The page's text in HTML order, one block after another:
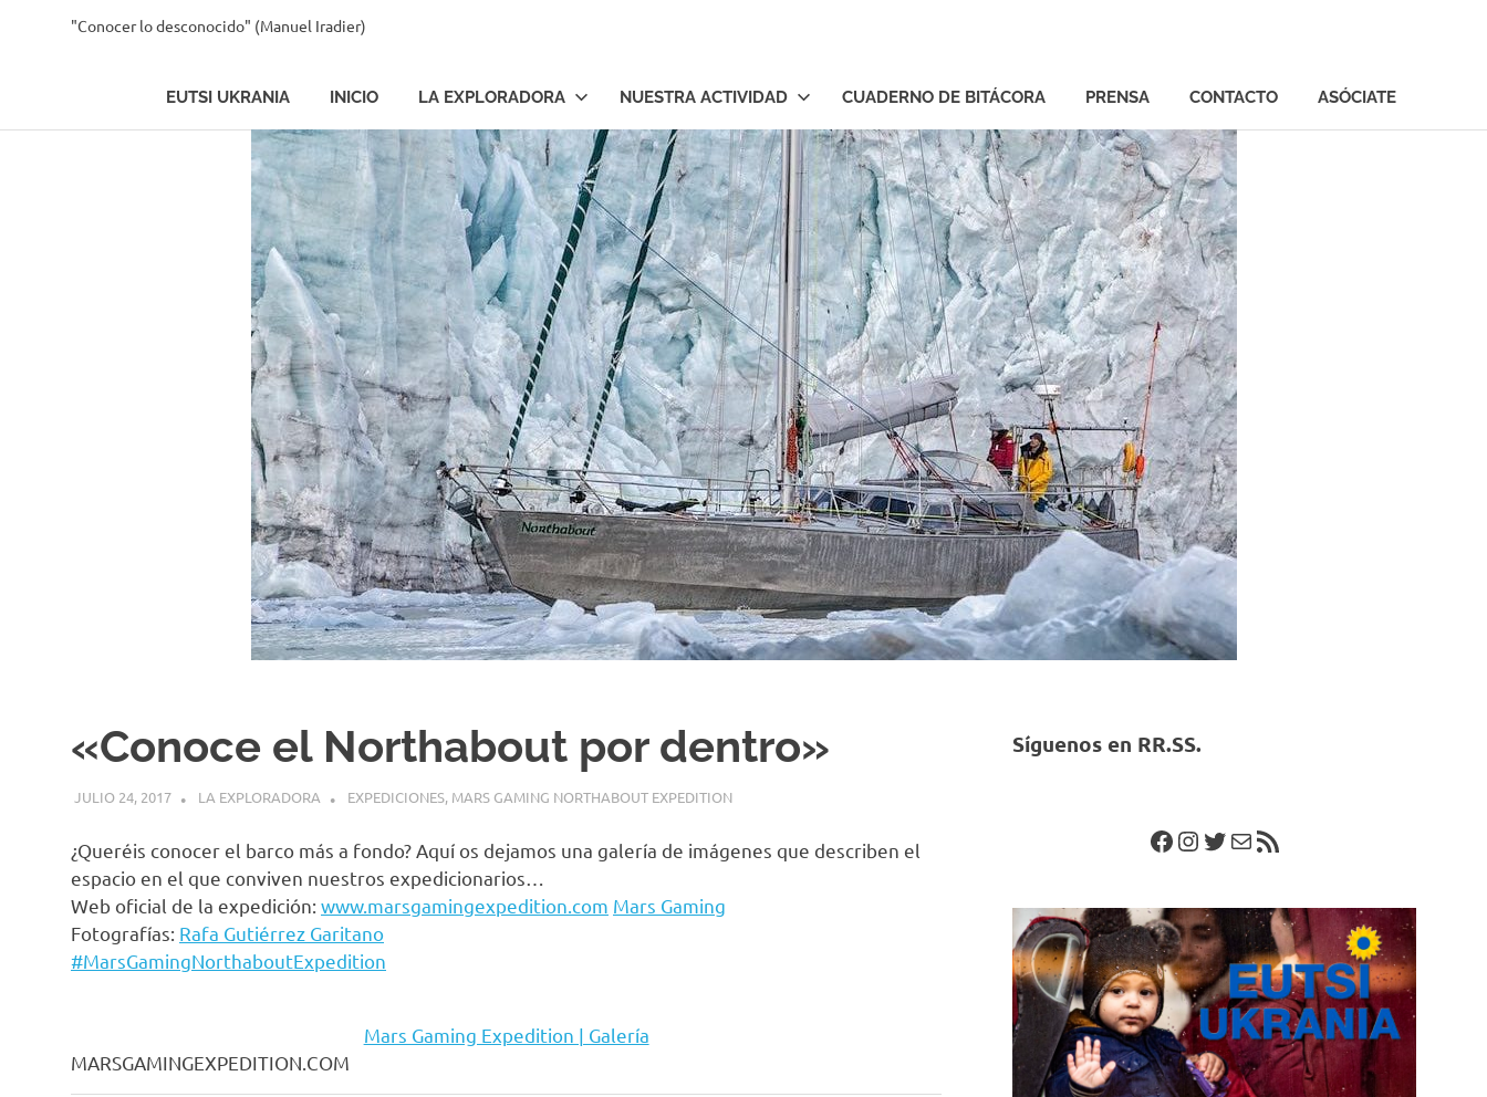
La
Exploradora
"Conocer lo desconocido" (Manuel Iradier)
EUTSI UKRANIA INICIO LA EXPLORADORA NUESTRA ACTIVIDAD CUADERNO DE BITÁCORA PRENSA CONTACTO ASÓCIATE
«Conoce el Northabout por dentro»
JULIO 24, 2017 LA EXPLORADORA EXPEDICIONES, MARS GAMING NORTHABOUT EXPEDITION
¿Queréis conocer el barco más a fondo? Aquí os dejamos una galería de imágenes que describen el
espacio en el que conviven nuestros expedicionarios…
Web oficial de la expedición: www.marsgamingexpedition.com Mars Gaming
Fotografías: Rafa Gutiérrez Garitano
#MarsGamingNorthaboutExpedition
Mars Gaming Expedition | Galería
MARSGAMINGEXPEDITION.COM
Síguenos en RR.SS.
Facebook
Instagram
Twitter
Correo electrónico
Feed RSS